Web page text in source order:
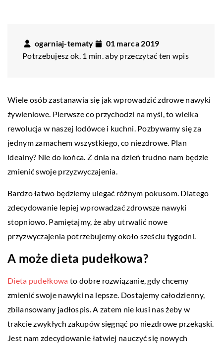
ogarniaj-tematy
01 marca 2019
Potrzebujesz ok. 1 min. aby przeczytać ten wpis
Wiele osób zastanawia się jak wprowadzić zdrowe nawyki
żywieniowe. Pierwsze co przychodzi na myśl, to wielka
rewolucja w naszej lodówce i kuchni. Pozbywamy się za
jednym zamachem wszystkiego, co niezdrowe. Plan
idealny? Nie do końca. Z dnia na dzień trudno nam będzie
zmienić swoje przyzwyczajenia.
Bardzo łatwo będziemy ulegać różnym pokusom. Dlatego
zdecydowanie lepiej wprowadzać zdrowsze nawyki
stopniowo. Pamiętajmy, że aby utrwalić nowe
przyzwyczajenia potrzebujemy około sześciu tygodni.
A może dieta pudełkowa?
Dieta pudełkowa to dobre rozwiązanie, gdy chcemy
zmienić swoje nawyki na lepsze. Dostajemy całodzienny,
zbilansowany jadłospis. A zatem nie kusi nas żeby w
trakcie zwykłych zakupów sięgnąć po niezdrowe przekąski.
Jest nam zdecydowanie łatwiej nauczyć się nowych